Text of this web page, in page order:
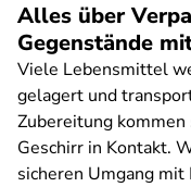
Alles über
Gegenstände
Viele Lebensmittel
gelagert und
Zubereitung
Geschirr in Kontakt.
sicheren Umgang